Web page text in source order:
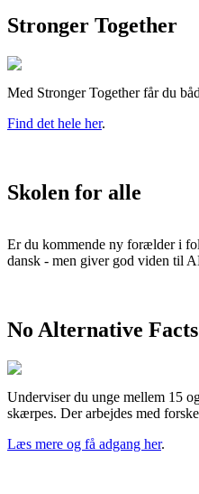
Stronger Together
Med Stronger Together får du
Find det hele her.
Skolen for alle
Er du kommende ny forælder i
dansk - men giver god viden til
No Alternative Facts
Underviser du unge mellem 15
skærpes. Der arbejdes med
Læs mere og få adgang her.